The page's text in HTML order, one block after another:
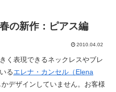
の新作：ピアス編
2010.04.02
く表現できるネックレスやブレ
るエレナ・カンセル（Elena
デザインしていません。お客様